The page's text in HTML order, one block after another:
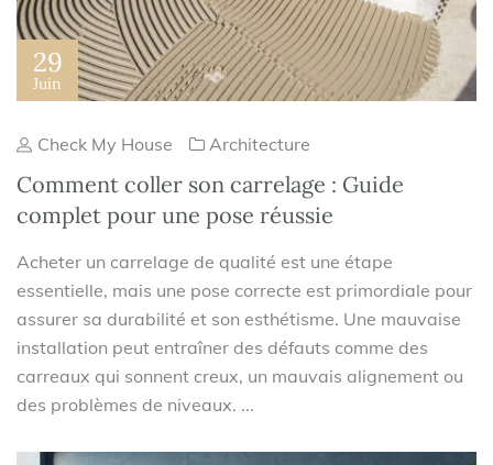
29
Juin
Check My House Architecture
Comment coller son carrelage : Guide
complet pour une pose réussie
Acheter un carrelage de qualité est une étape
essentielle, mais une pose correcte est primordiale pour
assurer sa durabilité et son esthétisme. Une mauvaise
installation peut entraîner des défauts comme des
carreaux qui sonnent creux, un mauvais alignement ou
des problèmes de niveaux. ...